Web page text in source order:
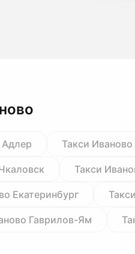
Адлер Такси
Такси
Екатеринбург
Гаврилов-Ям